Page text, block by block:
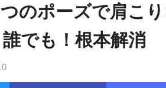
つのポーズで肩こ
でも！根本解消